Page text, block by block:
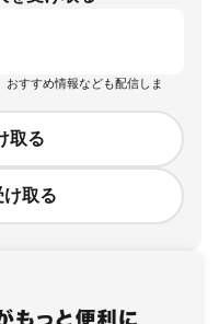
おすすめ情報なども配信しま
取る
け取る